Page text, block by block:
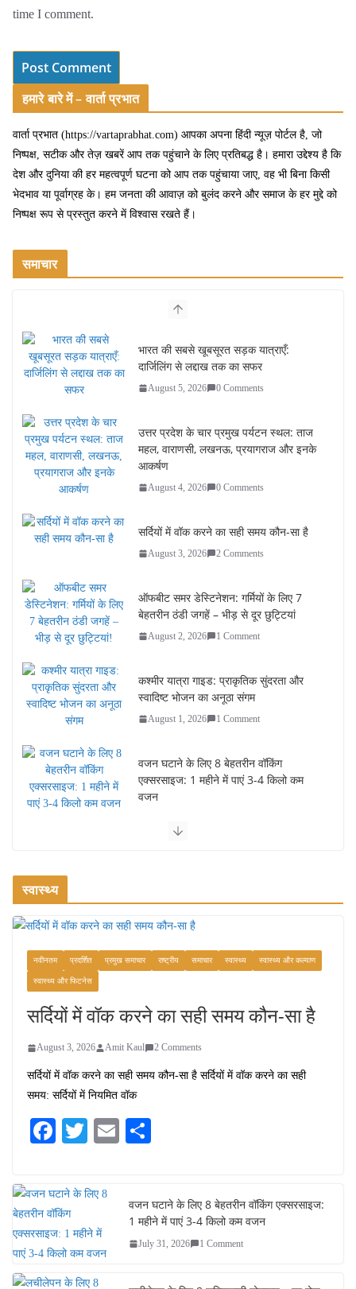
time I comment.
हमारे बारे में – वार्ता प्रभात
वार्ता प्रभात (https://vartaprabhat.com) आपका अपना हिंदी न्यूज़ पोर्टल है, जो
निष्पक्ष, सटीक और तेज़ खबरें आप तक पहुंचाने के लिए प्रतिबद्ध है। हमारा उद्देश्य है कि
देश और दुनिया की हर महत्वपूर्ण घटना को आप तक पहुंचाया जाए, वह भी बिना किसी
भेदभाव या पूर्वाग्रह के। हम जनता की आवाज़ को बुलंद करने और समाज के हर मुद्दे को
निष्पक्ष रूप से प्रस्तुत करने में विश्वास रखते हैं।
समाचार
भारत की सबसे खूबसूरत सड़क यात्राएँ:
दार्जिलिंग से लद्दाख तक का सफर
August 5, 2026 0 Comments
उत्तर प्रदेश के चार प्रमुख पर्यटन स्थल: ताज
महल, वाराणसी, लखनऊ, प्रयागराज और इनके
आकर्षण
August 4, 2026 0 Comments
सर्दियों में वॉक करने का सही समय कौन-सा है
August 3, 2026 2 Comments
ऑफबीट समर डेस्टिनेशन: गर्मियों के लिए 7
बेहतरीन ठंडी जगहें – भीड़ से दूर छुट्टियां
August 2, 2026 1 Comment
कश्मीर यात्रा गाइड: प्राकृतिक सुंदरता और
स्वादिष्ट भोजन का अनूठा संगम
August 1, 2026 1 Comment
वजन घटाने के लिए 8 बेहतरीन वॉकिंग
एक्सरसाइज: 1 महीने में पाएं 3-4 किलो कम
वजन
July 30, 2026
खाने के शौकीनों के लिए कश्मीर के 5 बेहतरीन
August 6, 2026 1 Comment
स्वास्थ्य
नवीनतम प्रदर्शित प्रमुख समाचार राष्ट्रीय समाचार स्वास्थ्य स्वास्थ्य और कल्याण
स्वास्थ्य और फिटनेस
सर्दियों में वॉक करने का सही समय कौन-सा है
August 3, 2026 Amit Kaul 2 Comments
सर्दियों में वॉक करने का सही समय कौन-सा है सर्दियों में वॉक करने का सही
समय: सर्दियों में नियमित वॉक
Fa
bo
ok
T
tte
r
E
वजन घटाने के लिए 8 बेहतरीन वॉकिंग एक्सरसाइज:
1 महीने में पाएं 3-4 किलो कम वजन
July 31, 2026 1 Comment